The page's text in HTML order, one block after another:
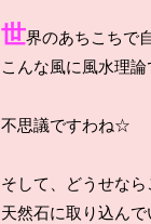
世界のあちこちで
こんな風に風水理論
不思議ですわね☆
そして、どうせな
天然石に取り込ん